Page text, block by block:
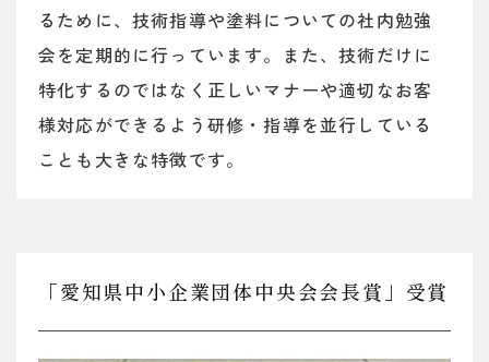
るために、技術指導や塗料についての社内勉強
会を定期的に行っています。また、技術だけに
特化するのではなく正しいマナーや適切なお客
様対応ができるよう研修・指導を並行している
ことも大きな特徴です。
「愛知県中小企業団体中央会会長賞」受賞